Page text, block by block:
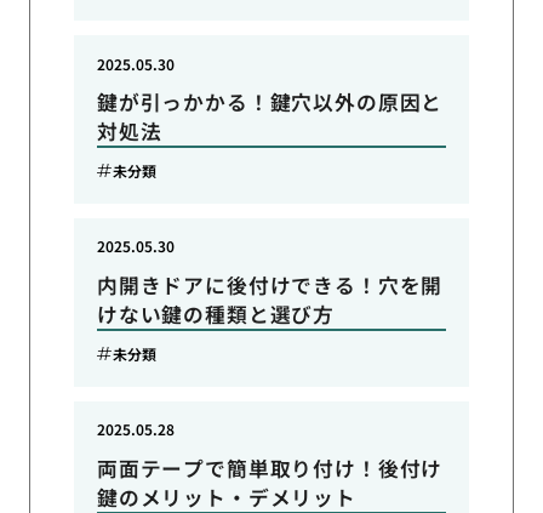
鍵が引っかかる！鍵穴以外の原因と
対処法
2025.05.30
未分類
内開きドアに後付けできる！穴を開
けない鍵の種類と選び方
2025.05.30
未分類
両面テープで簡単取り付け！後付け
鍵のメリット・デメリット
2025.05.28